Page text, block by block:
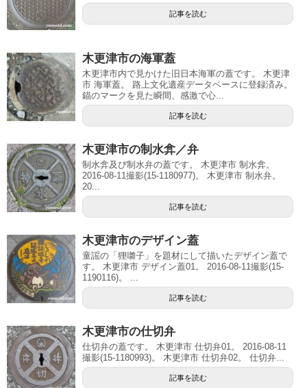
記事を読む
木更津市の海軍蓋
木更津市内で見かけた旧日本海軍の蓋です。 木更津
市 海軍蓋。 路上文化遺産データベースに登録済み。
錨のマークを見た瞬間、感激で心...
記事を読む
木更津市の制水弇／弁
制水弇及び制水弁の蓋です。 木更津市 制水弇。
2016-08-11撮影(15-1180977)。 木更津市 制水弁。
20...
記事を読む
木更津市のデザイン蓋
童謡の「狸囃子」を題材にして描いたデザイン蓋で
す。 木更津市 デザイン蓋01。 2016-08-11撮影(15-
1190116)。 ...
記事を読む
木更津市の仕切弁
仕切弁の蓋です。 木更津市 仕切弁01。 2016-08-11
撮影(15-1180993)。 木更津市 仕切弁02。 仕切弁...
記事を読む